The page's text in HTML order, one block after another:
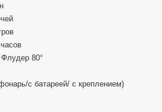
80°
с батареей/ с креплением)